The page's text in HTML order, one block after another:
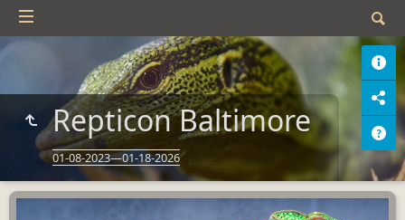
Repticon Baltimore
01-08-2023—01-18-2026